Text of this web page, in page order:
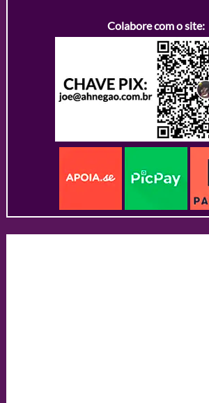
Colabore com o site: